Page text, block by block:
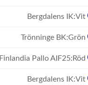
Bergdalens IK:Vit
Trönninge BK:Grön
Finlandia Pallo AIF25:Röd
Bergdalens IK:Vit